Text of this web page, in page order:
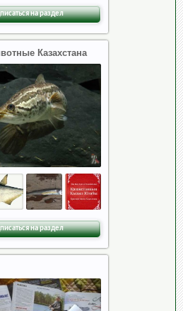
на раздел
Казахстана
на раздел